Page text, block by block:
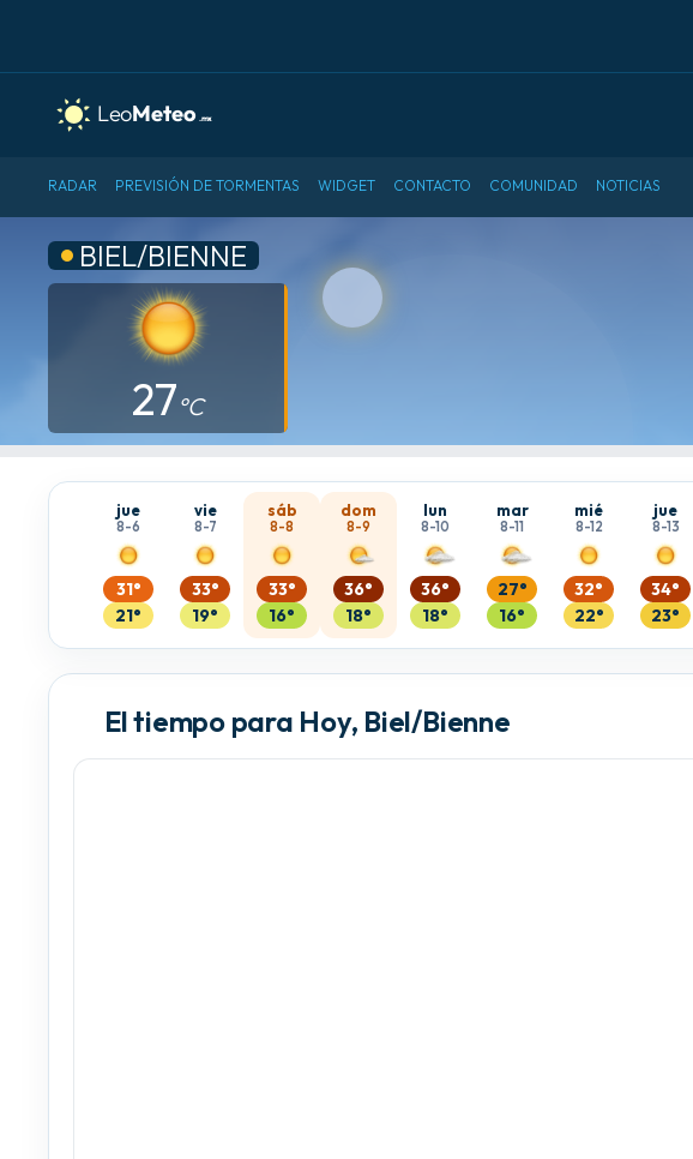
RADAR PREVISIÓN DE TORMENTAS WIDGET CONTACTO COMUNIDAD NOTICIAS
BIEL/BIENNE
27°C
jue
8-6
31°
21°
vie
8-7
33°
19°
sáb
8-8
33°
16°
dom
8-9
36°
18°
lun
8-10
36°
18°
mar
8-11
27°
16°
mié
8-12
32°
22°
jue
8-13
34°
23°
El tiempo para Hoy, Biel/Bienne